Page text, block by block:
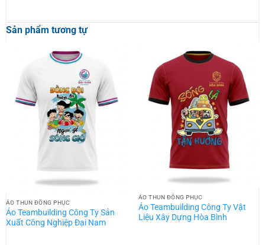
Sản phẩm tương tự
ÁO THUN ĐỒNG PHỤC
Áo Teambuilding Công Ty Sản
Xuất Công Nghiệp Đại Nam
ÁO THUN ĐỒNG PHỤC
Áo Teambuilding Công Ty Vật
Liệu Xây Dựng Hòa Bình